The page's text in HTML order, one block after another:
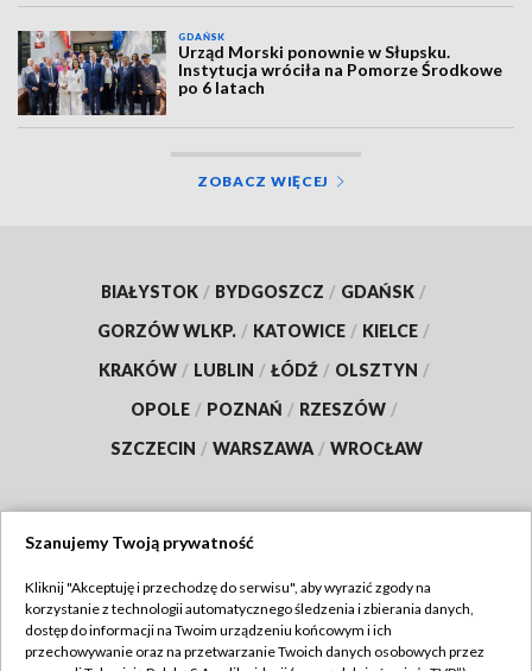
GDAŃSK
Urząd Morski ponownie w Słupsku.
Instytucja wróciła na Pomorze Środkowe
po 6 latach
ZOBACZ WIĘCEJ
BIAŁYSTOK / BYDGOSZCZ / GDAŃSK /
GORZÓW WLKP. / KATOWICE / KIELCE /
KRAKÓW / LUBLIN / ŁÓDŹ / OLSZTYN /
OPOLE / POZNAŃ / RZESZÓW /
SZCZECIN / WARSZAWA / WROCŁAW
TVP
Abonament TVP
Regulamin TVP
Szanujemy Twoją prywatność
Kliknij "Akceptuję i przechodzę do serwisu", aby wyrazić zgody na
korzystanie z technologii automatycznego śledzenia i zbierania danych,
dostęp do informacji na Twoim urządzeniu końcowym i ich
przechowywanie oraz na przetwarzanie Twoich danych osobowych przez